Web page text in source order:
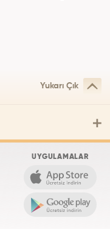
Yukarı Çık
UYGULAMALAR